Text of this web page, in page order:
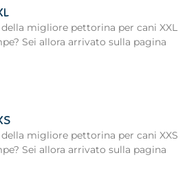
migliore pettorina per cani XXL
Sei allora arrivato sulla pagina
migliore pettorina per cani XXS
Sei allora arrivato sulla pagina